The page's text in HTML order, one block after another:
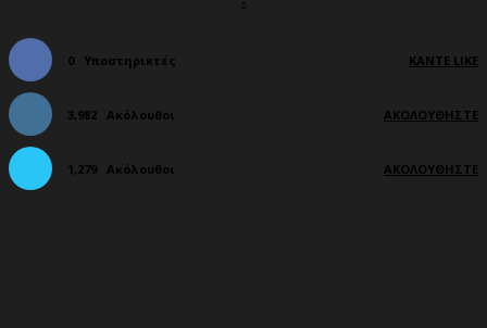
0 Υποστηρικτές ΚΆΝΤΕ LIKE
3,982 Ακόλουθοι ΑΚΟΛΟΥΘΉΣΤΕ
1,279 Ακόλουθοι ΑΚΟΛΟΥΘΉΣΤΕ